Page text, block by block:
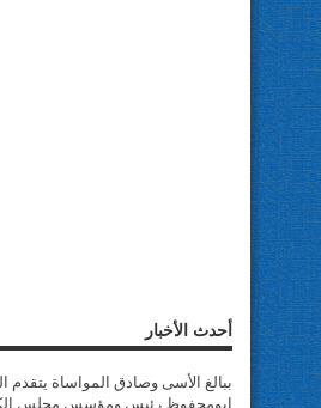
أحدث الأخبار
ببالغ الأسى وصادق المواساة يتقدم
ابومحفوظ رئيس ومؤسس مجلس